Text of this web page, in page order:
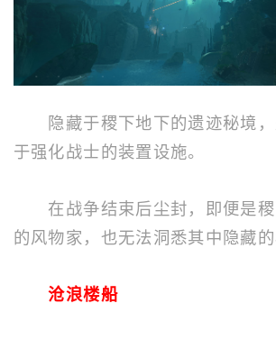
隐藏于稷下地下的遗迹秘境，
于强化战士的装置设施。
在战争结束后尘封，即便是稷
的风物家，也无法洞悉其中隐藏的
沧浪楼船